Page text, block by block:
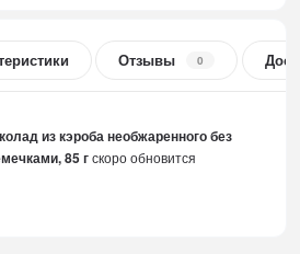
Отзывы 0
из кэроба необжаренного без
85 гскоро обновится